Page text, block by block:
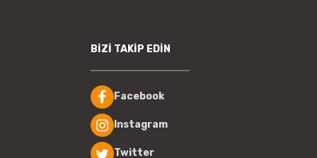
BİZİ TAKİP EDİN
Facebook
Instagram
Twitter